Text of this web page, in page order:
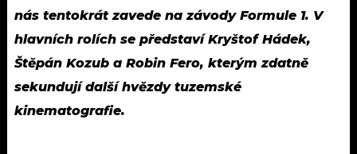
nás tentokrát zavede na závody Formule 1. V
hlavních rolích se představí Kryštof Hádek,
Štěpán Kozub a Robin Fero, kterým zdatně
sekundují další hvězdy tuzemské
kinematografie.